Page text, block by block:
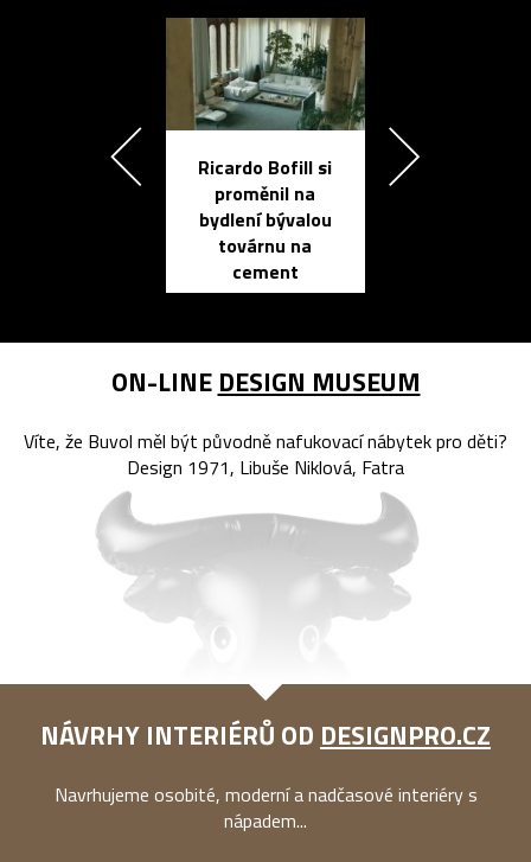
Ricardo Bofill si
proměnil na
bydlení bývalou
továrnu na
cement
ON-LINE DESIGN MUSEUM
Víte, že Buvol měl být původně nafukovací nábytek pro děti?
Design 1971, Libuše Niklová, Fatra
NÁVRHY INTERIÉRŮ OD DESIGNPRO.CZ
Navrhujeme osobité, moderní a nadčasové interiéry s
nápadem...